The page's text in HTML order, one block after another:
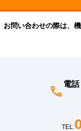
お問い合わせの際は、
電
TEL: